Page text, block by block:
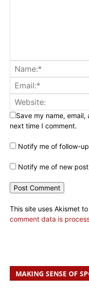
Save my name,
next time I comment.
Notify me of follow-
Notify me of new
This site uses Akismet
comment data is
MAKING SENSE OF